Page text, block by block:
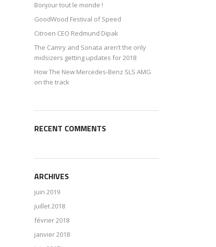
Bonjour tout le monde !
GoodWood Festival of Speed
Citroen CEO Redmund Dipak
The Camry and Sonata aren’t the only
midsizers getting updates for 2018
How The New Mercedes-Benz SLS AMG
on the track
RECENT COMMENTS
ARCHIVES
juin 2019
juillet 2018
février 2018
janvier 2018